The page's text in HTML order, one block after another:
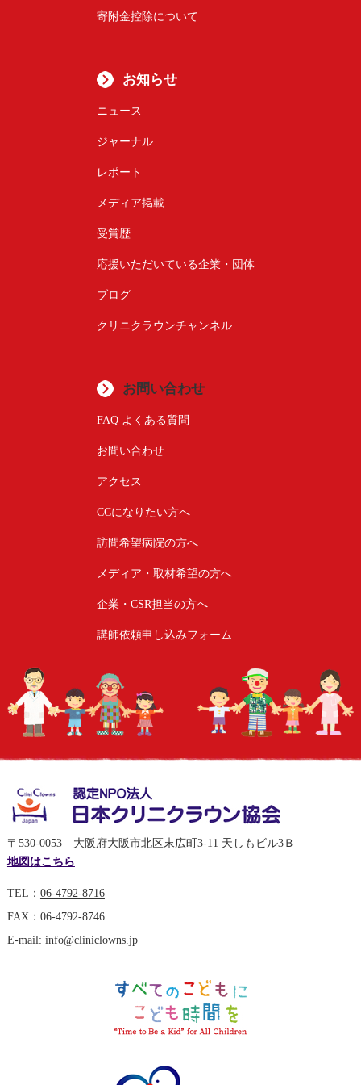
寄附金控除について
お知らせ
ニュース
ジャーナル
レポート
メディア掲載
受賞歴
応援いただいている企業・団体
ブログ
クリニクラウンチャンネル
お問い合わせ
FAQ よくある質問
お問い合わせ
アクセス
CCになりたい方へ
訪問希望病院の方へ
メディア・取材希望の方へ
企業・CSR担当の方へ
講師依頼申し込みフォーム
〒530-0053 大阪府大阪市北区末広町3-11 天しもビル3Ｂ
地図はこちら
TEL： 06-4792-8716
FAX：06-4792-8746
E-mail: info@cliniclowns.jp